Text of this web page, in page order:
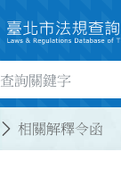
字欄位
相關解釋令函